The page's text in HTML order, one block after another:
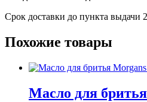
Срок доставки до пункта выдачи
Похожие товары
Масло для